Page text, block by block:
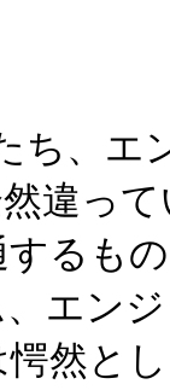
ち、エ
違っ
るも
エン
然と